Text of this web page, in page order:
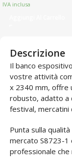
Descrizione
Il banco
vostre attività
x 2340 mm, offre
robusto, adatto a
festival, mercatini
Punta sulla
mercato S8723-1
professionale che